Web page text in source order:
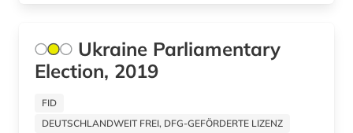
latino studies (1)
linguistik (1)
Ukraine Parliamentary
Election, 2019
FID
DEUTSCHLANDWEIT FREI, DFG-GEFÖRDERTE LIZENZ